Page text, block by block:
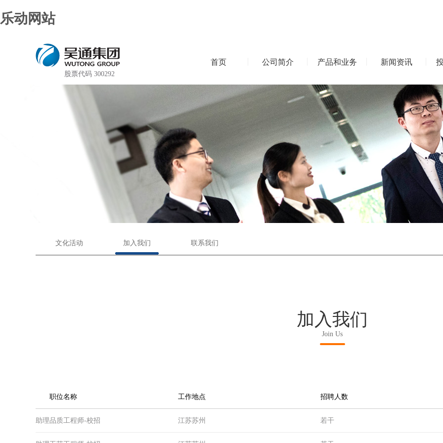
乐动网站
股票代码 300292
首页 公司简介 产品和业务 新闻资讯
文化活动 加入我们 联系我们
加入我们
Join Us
职位名称 工作地点 招聘人数
助理品质工程师-校招 江苏苏州 若干